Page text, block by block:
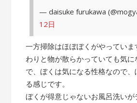
— daisuke furukawa
12日
一方掃除はほぼぼくがやってい
わりと物が散らかっていても気に
で、ぼくは気になる性格なので
る感じです。
ぼくが得意じゃないお風呂洗いが